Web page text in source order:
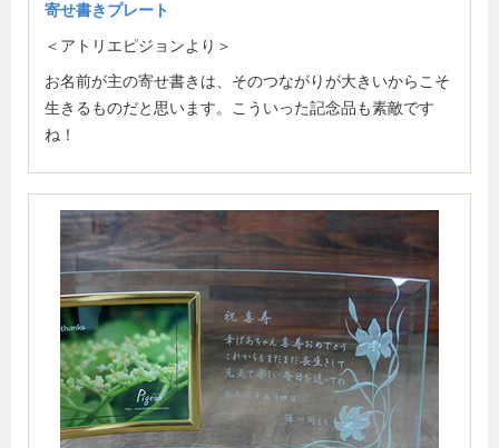
寄せ書きプレート
＜アトリエピジョンより＞
お名前が主の寄せ書きは、そのつながりが大きいからこそ
生きるものだと思います。こういった記念品も素敵です
ね！